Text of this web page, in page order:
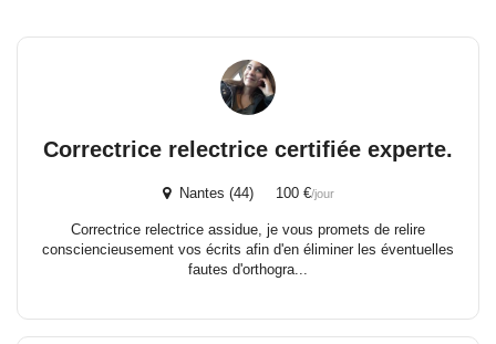
Correctrice relectrice certifiée experte.
Nantes (44) 100 €/jour
Correctrice relectrice assidue, je vous promets de relire
consciencieusement vos écrits afin d'en éliminer les éventuelles
fautes d'orthogra...